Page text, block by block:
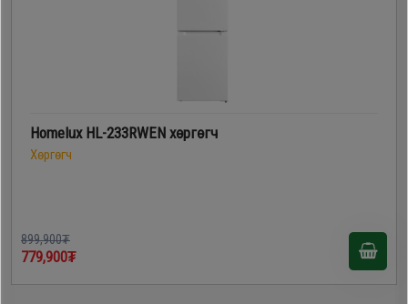
Homelux HL-233RWEN хөргөгч
Хөргөгч
899,900₮
779,900₮